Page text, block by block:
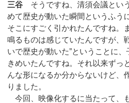
三谷 そうですね、清須会議とい
めて歴史が動いた瞬間というふう
そこにすごく引かれたんですね。
鳴るものは感じていたんですが、
いで歴史が動いた”ということに
きめいたんですね。それ以来ずっ
んな形になるか分からないけど、
りました。
今回、映像化するに当たって、